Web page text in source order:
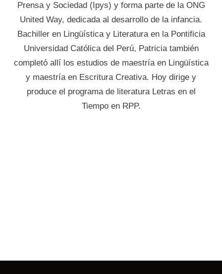
Prensa y Sociedad (Ipys) y forma parte de la ONG
United Way, dedicada al desarrollo de la infancia.
Bachiller en Lingüística y Literatura en la Pontificia
Universidad Católica del Perú, Patricia también
completó allí los estudios de maestría en Lingüística
y maestría en Escritura Creativa. Hoy dirige y
produce el programa de literatura Letras en el
Tiempo en RPP.